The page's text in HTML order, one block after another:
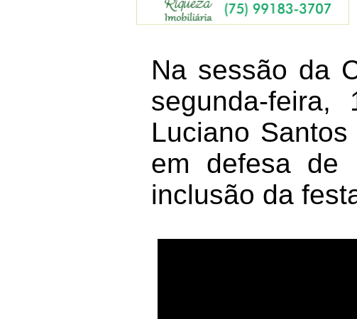
Na sessão da
segunda-
Luciano
em defesa de
inclusão da